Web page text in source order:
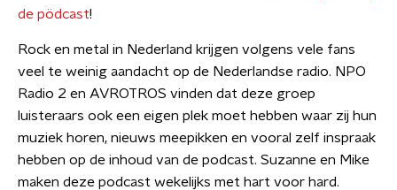
de pödcast!
Rock en metal in Nederland krijgen volgens vele fans
veel te weinig aandacht op de Nederlandse radio. NPO
Radio 2 en AVROTROS vinden dat deze groep
luisteraars ook een eigen plek moet hebben waar zij hun
muziek horen, nieuws meepikken en vooral zelf inspraak
hebben op de inhoud van de podcast. Suzanne en Mike
maken deze podcast wekelijks met hart voor hard.